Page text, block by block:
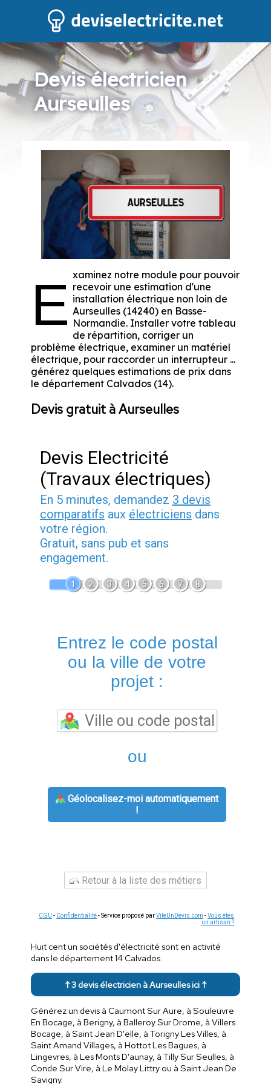
Devis électricien
Aurseulles
E xaminez notre module pour pouvoir
recevoir une estimation d'une
installation électrique non loin de
Aurseulles (14240) en Basse-
Normandie. Installer votre tableau
de répartition, corriger un
problème électrique, examiner un matériel
électrique, pour raccorder un interrupteur ...
générez quelques estimations de prix dans
le département Calvados (14).
Devis gratuit à Aurseulles
Devis Electricité
(Travaux électriques)
En 5 minutes, demandez 3 devis
comparatifs aux électriciens dans
votre région.
Gratuit, sans pub et sans
engagement.
1 2 3 4 5 6 7 8
Entrez le code postal
ou la ville de votre
projet :
ou
Géolocalisez-moi automatiquement
!
Retour à la liste des métiers
CGU - Confidentialité- Service proposé parViteUnDevis.com -Vous êtes
un artisan ?
Huit cent un sociétés d'électricité sont en activité
dans le département 14 Calvados.
↑ 3 devis électricien à Aurseulles ici ↑
Générez un devis à Caumont Sur Aure, à Souleuvre
En Bocage, à Berigny, à Balleroy Sur Drome, à Villers
Bocage, à Saint Jean D'elle, à Torigny Les Villes, à
Saint Amand Villages, à Hottot Les Bagues, à
Lingevres, à Les Monts D'aunay, à Tilly Sur Seulles, à
Conde Sur Vire, à Le Molay Littry ou à Saint Jean De
Savigny.